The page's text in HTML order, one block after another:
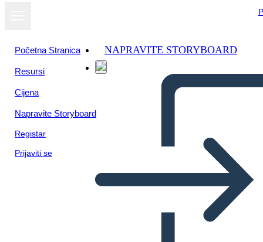
Početna Stranica
Resursi
Cijena
Napravite Storyboard
Registar
Prijaviti se
NAPRAVITE STORYBOARD
Prikaži kao
dijaprojekciju